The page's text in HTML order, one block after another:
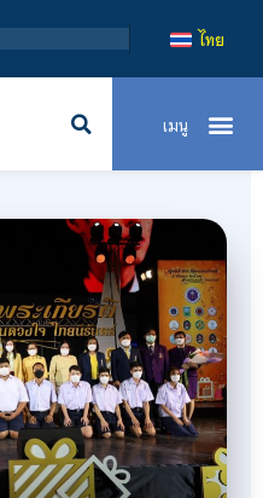
สถาบันเทคโนโลยีจิตรลดา เป็นสถาบันอุ
ไทย